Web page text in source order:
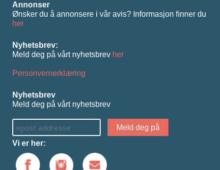
Annonser
Ønsker du å annonsere i vår avis? Informasjon ﬁnner du
her
Nyhetsbrev:
Meld deg på vårt nyhetsbrev her
Personvernerklæring
Nyhetsbrev
Meld deg på vårt nyhetsbrev
Vi er her: